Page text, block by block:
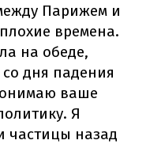
Парижем и
времена.
на обеде,
дня падения
ваше
Я
частицы назад